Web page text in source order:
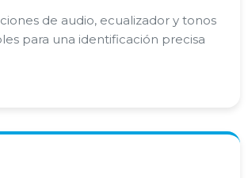
de audio, ecualizador y tonos
para una identificación precisa